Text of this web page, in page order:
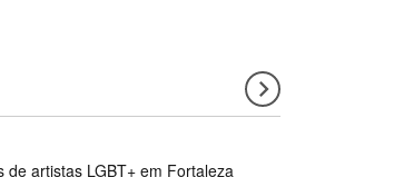
artistas LGBT+ em Fortaleza